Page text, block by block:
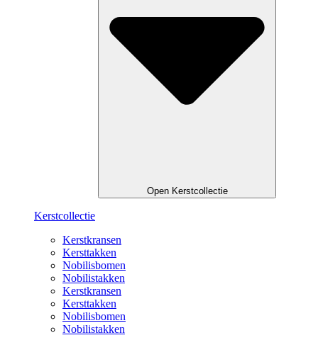
Open Kerstcollectie
Kerstcollectie
Kerstkransen
Kersttakken
Nobilisbomen
Nobilistakken
Kerstkransen
Kersttakken
Nobilisbomen
Nobilistakken